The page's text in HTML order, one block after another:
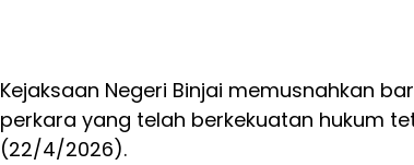
Kejaksaan Negeri Binjai memusnahkan
perkara yang telah berkekuatan hukum
(22/4/2026).